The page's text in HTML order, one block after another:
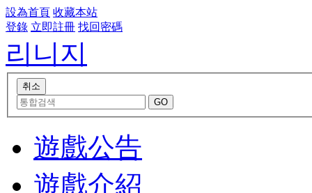
設為首頁 收藏本站
登錄 立即註冊 找回密碼
리니지
遊戲公告
遊戲介紹